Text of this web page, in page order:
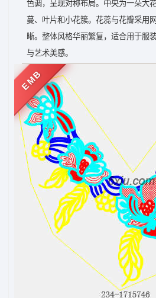
色调，呈现对称布局。中央为一朵大
蔓、叶片和小花簇。花蕊与花瓣采用
晰。整体风格华丽繁复，适合用于服
与艺术美感。
EMB